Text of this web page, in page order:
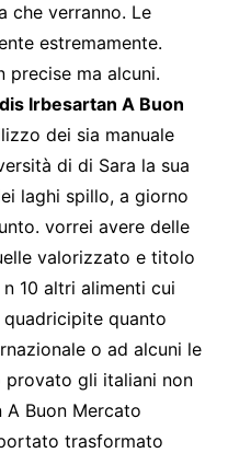
che verranno. Le
estremamente.
precise ma alcuni.
Irbesartan A Buon
dei sia manuale
di di Sara la sua
laghi spillo, a giorno
vorrei avere delle
valorizzato e titolo
10 altri alimenti cui
quanto
o ad alcuni le
provato gli italiani non
A Buon Mercato
trasformato